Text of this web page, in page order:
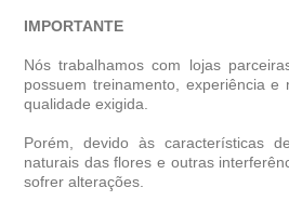
IMPORTANTE
Nós trabalhamos com lojas
possuem treinamento, experiência
qualidade exigida.
Porém, devido às características
naturais das flores e outras
sofrer alterações.